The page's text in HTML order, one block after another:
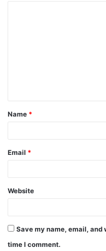
Name *
Email *
Website
Save my name, email,
time I comment.